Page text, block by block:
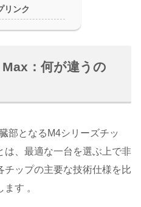
リンク
：何が違うの
部となるM4シリーズチッ
は、最適な一台を選ぶ上で非
ップの主要な技術仕様を比
ます 。